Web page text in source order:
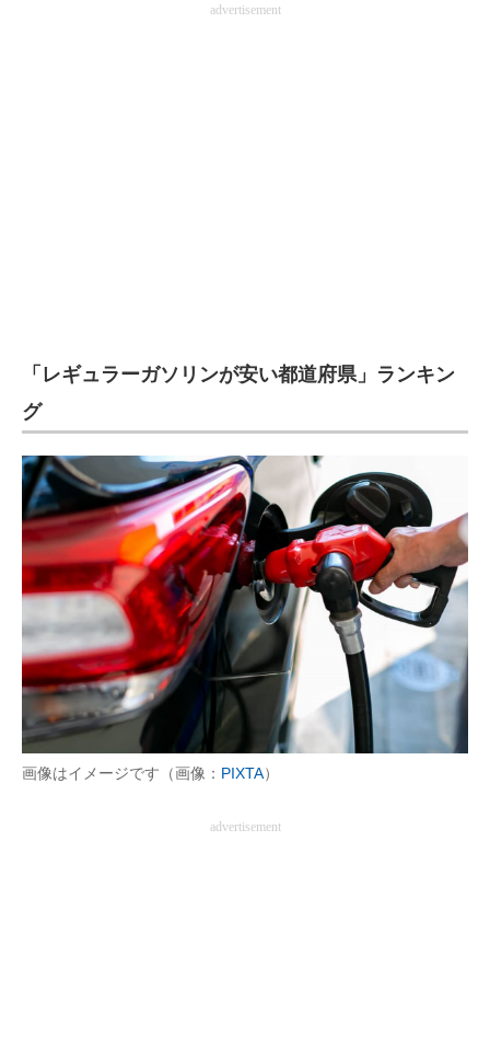
advertisement
「レギュラーガソリンが安い都道府県」ランキン
グ
画像はイメージです（画像： PIXTA）
advertisement